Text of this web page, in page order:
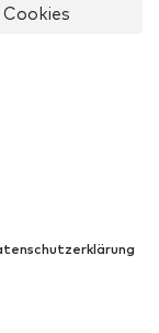
Cookies